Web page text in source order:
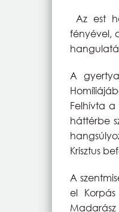
Az est
fényével,
A
Felhívta
háttérbe
Krisztus
A
el